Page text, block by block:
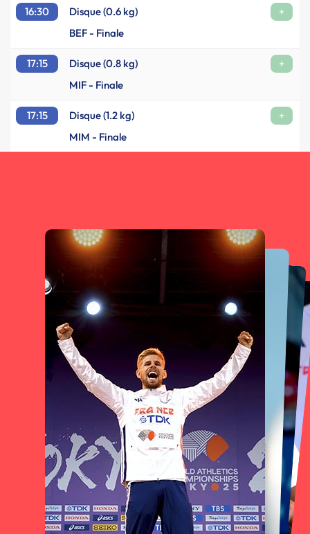
16:30 Disque (0.6 kg)
+
BEF - Finale
17:15 Disque (0.8 kg)
+
MIF - Finale
17:15 Disque (1.2 kg)
+
MIM - Finale